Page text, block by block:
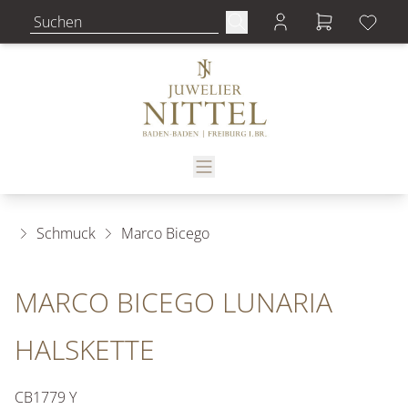
Schmuck Marco Bicego
MARCO BICEGO LUNARIA
HALSKETTE
CB1779 Y